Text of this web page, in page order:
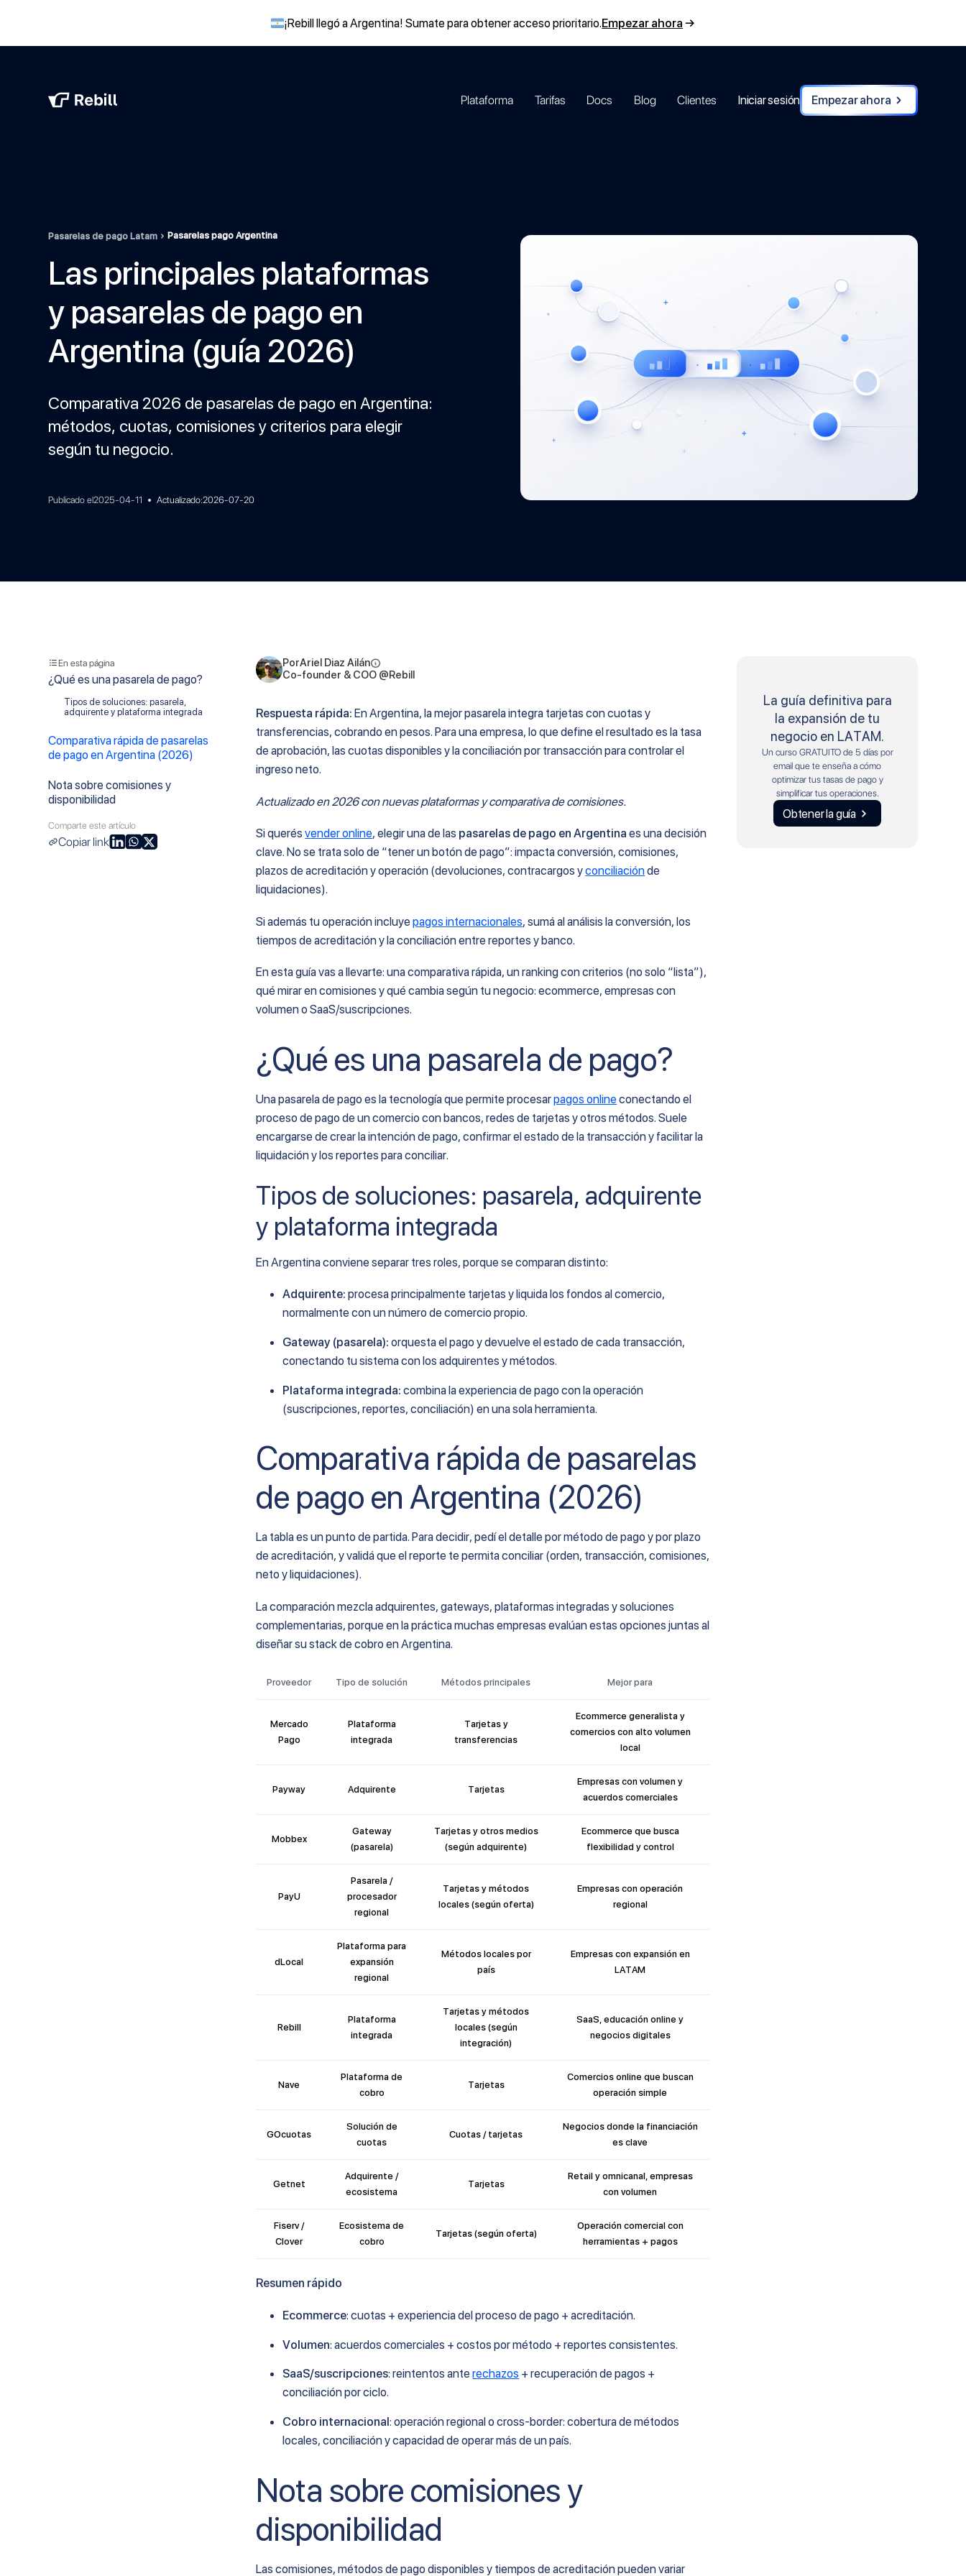
¡Rebill llegó a Argentina! Sumate para obtener acceso prioritario.Empezar ahora →
Plataforma Tarifas Docs Blog Clientes Iniciar sesión Empezar ahora
Pasarelas de pago Latam Pasarelas pago Argentina
Las principales plataformas
y pasarelas de pago en
Argentina (guía 2026)
Comparativa 2026 de pasarelas de pago en Argentina:
métodos, cuotas, comisiones y criterios para elegir
según tu negocio.
Publicado el2025-04-11 • Actualizado:2026-07-20
En esta página
¿Qué es una pasarela de pago?
Tipos de soluciones: pasarela,
adquirente y plataforma integrada
Comparativa rápida de pasarelas
de pago en Argentina (2026)
Nota sobre comisiones y
disponibilidad
Las 10 principales plataformas y
pasarelas de pago en Argentina
Comparte este artículo
Copiar link
PorAriel Diaz Ailán
Co-founder & COO @Rebill
Respuesta rápida: En Argentina, la mejor pasarela integra tarjetas con cuotas y
transferencias, cobrando en pesos. Para una empresa, lo que define el resultado es la tasa
de aprobación, las cuotas disponibles y la conciliación por transacción para controlar el
ingreso neto.
Actualizado en 2026 con nuevas plataformas y comparativa de comisiones.
Si querésvender online, elegir una de las pasarelas de pago en Argentina es una decisión
clave. No se trata solo de “tener un botón de pago”: impacta conversión, comisiones,
plazos de acreditación y operación (devoluciones, contracargos yconciliaciónde
liquidaciones).
Si además tu operación incluyepagos internacionales, sumá al análisis la conversión, los
tiempos de acreditación y la conciliación entre reportes y banco.
En esta guía vas a llevarte: una comparativa rápida, un ranking con criterios (no solo “lista”),
qué mirar en comisiones y qué cambia según tu negocio: ecommerce, empresas con
volumen o SaaS/suscripciones.
¿Qué es una pasarela de pago?
Una pasarela de pago es la tecnología que permite procesarpagos onlineconectando el
proceso de pago de un comercio con bancos, redes de tarjetas y otros métodos. Suele
encargarse de crear la intención de pago, confirmar el estado de la transacción y facilitar la
liquidación y los reportes para conciliar.
Tipos de soluciones: pasarela, adquirente
y plataforma integrada
En Argentina conviene separar tres roles, porque se comparan distinto:
Adquirente: procesa principalmente tarjetas y liquida los fondos al comercio,
normalmente con un número de comercio propio.
Gateway (pasarela): orquesta el pago y devuelve el estado de cada transacción,
conectando tu sistema con los adquirentes y métodos.
Plataforma integrada: combina la experiencia de pago con la operación
(suscripciones, reportes, conciliación) en una sola herramienta.
Comparativa rápida de pasarelas
de pago en Argentina (2026)
La tabla es un punto de partida. Para decidir, pedí el detalle por método de pago y por plazo
de acreditación, y validá que el reporte te permita conciliar (orden, transacción, comisiones,
neto y liquidaciones).
La comparación mezcla adquirentes, gateways, plataformas integradas y soluciones
complementarias, porque en la práctica muchas empresas evalúan estas opciones juntas al
diseñar su stack de cobro en Argentina.
Proveedor Tipo de solución Métodos principales Mejor para
Mercado
Pago
Plataforma
integrada
Tarjetas y
transferencias
Ecommerce generalista y
comercios con alto volumen
local
Payway Adquirente Tarjetas
Empresas con volumen y
acuerdos comerciales
Mobbex
Gateway
(pasarela)
Tarjetas y otros medios
(según adquirente)
Ecommerce que busca
flexibilidad y control
PayU
Pasarela /
procesador
regional
Tarjetas y métodos
locales (según oferta)
Empresas con operación
regional
dLocal
Plataforma para
expansión
regional
Métodos locales por
país
Empresas con expansión en
LATAM
Rebill
Plataforma
integrada
Tarjetas y métodos
locales (según
integración)
SaaS, educación online y
negocios digitales
Nave
Plataforma de
cobro
Tarjetas
Comercios online que buscan
operación simple
GOcuotas
Solución de
cuotas
Cuotas / tarjetas
Negocios donde la financiación
es clave
Getnet
Adquirente /
ecosistema
Tarjetas
Retail y omnicanal, empresas
con volumen
Fiserv /
Clover
Ecosistema de
cobro
Tarjetas (según oferta)
Operación comercial con
herramientas + pagos
Resumen rápido
Ecommerce: cuotas + experiencia del proceso de pago + acreditación.
Volumen: acuerdos comerciales + costos por método + reportes consistentes.
SaaS/suscripciones: reintentos anterechazos + recuperación de pagos +
conciliación por ciclo.
Cobro internacional: operación regional o cross-border: cobertura de métodos
locales, conciliación y capacidad de operar más de un país.
Nota sobre comisiones y
disponibilidad
Las comisiones, métodos de pago disponibles y tiempos de acreditación pueden variar
La guía definitiva para
la expansión de tu
negocio en LATAM.
Un curso GRATUITO de 5 días por
email que te enseña a cómo
optimizar tus tasas de pago y
simplificar tus operaciones.
Obtener la guía